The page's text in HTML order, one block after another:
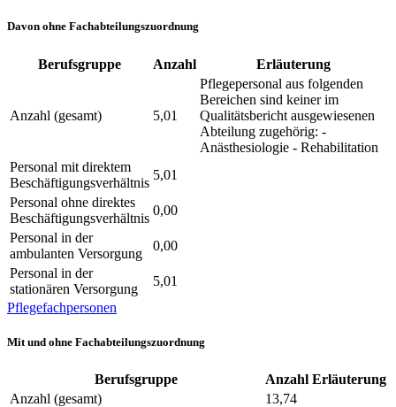
Davon ohne Fachabteilungszuordnung
Berufsgruppe Anzahl Erläuterung
Anzahl (gesamt) 5,01
Pflegepersonal aus folgenden
Bereichen sind keiner im
Qualitätsbericht ausgewiesenen
Abteilung zugehörig: -
Anästhesiologie - Rehabilitation
Personal mit direktem
Beschäftigungsverhältnis
5,01
Personal ohne direktes
Beschäftigungsverhältnis
0,00
Personal in der
ambulanten Versorgung
0,00
Personal in der
stationären Versorgung
5,01
Pflegefachpersonen
Mit und ohne Fachabteilungszuordnung
Berufsgruppe Anzahl Erläuterung
Anzahl (gesamt)
13,74